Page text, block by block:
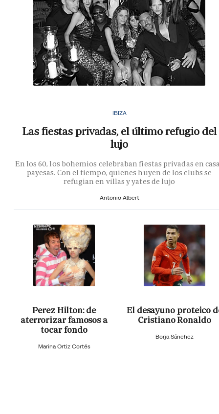
IBIZA
Las fiestas privadas, el último refugio del
lujo
En los 60, los bohemios celebraban fiestas privadas en
payesas. Con el tiempo, quienes huyen de los clubs se
refugian en villas y yates de lujo
Antonio Albert
Perez Hilton: de
aterrorizar famosos a
tocar fondo
Marina Ortiz Cortés
El desayuno proteico
Cristiano Ronaldo
Borja Sánchez